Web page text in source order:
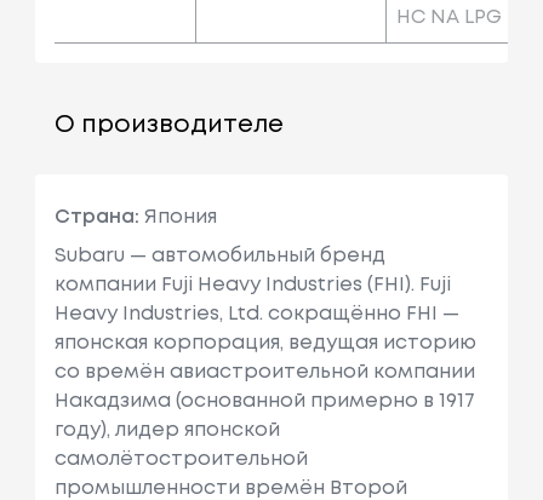
HC NA LPG
О производителе
Страна: Япония
Subaru — автомобильный бренд
компании Fuji Heavy Industries (FHI). Fuji
Heavy Industries, Ltd. сокращённо FHI —
японская корпорация, ведущая историю
со времён авиастроительной компании
Накадзима (основанной примерно в 1917
году), лидер японской
самолётостроительной
промышленности времён Второй